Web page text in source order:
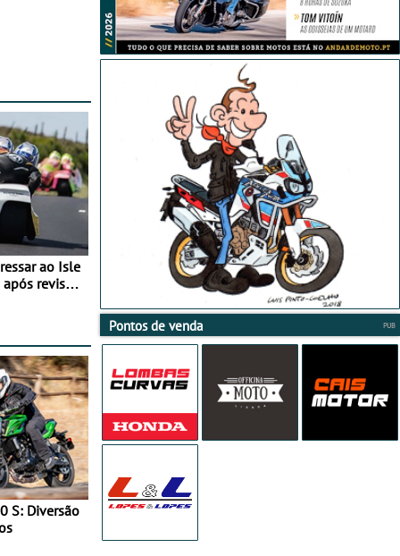
ao Isle
revisão
S: Diversão
Pontos de venda